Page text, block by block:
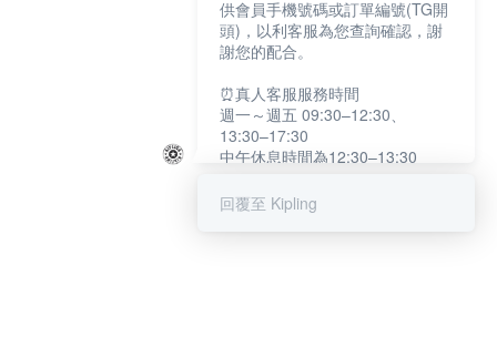
供會員手機號碼或訂單編號(TG開
頭)，以利客服為您查詢確認，謝
謝您的配合。
⏰真人客服服務時間
週一～週五 09:30–12:30、
13:30–17:30
中午休息時間為12:30–13:30
提醒您：系統會自動已讀訊息，如
回覆至 Kipling